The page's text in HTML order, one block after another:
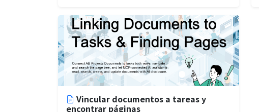
Vincular documentos a tareas y
encontrar páginas